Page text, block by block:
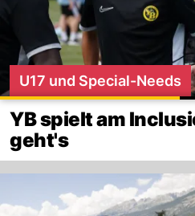
U17 und Special-Needs
YB spielt am
geht's